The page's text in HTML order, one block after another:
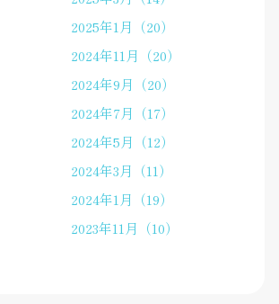
2025年1月（20）
2024年11月（20）
2024年9月（20）
2024年7月（17）
2024年5月（12）
2024年3月（11）
2024年1月（19）
2023年11月（10）